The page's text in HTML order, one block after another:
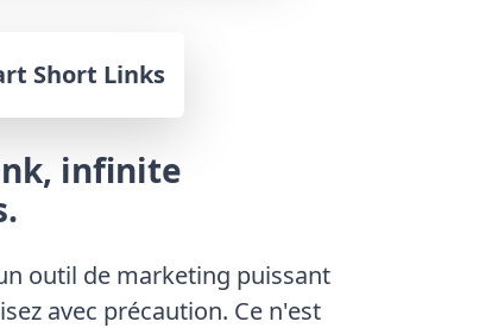
Short Links
infinite
outil de marketing puissant
avec précaution. Ce n'est